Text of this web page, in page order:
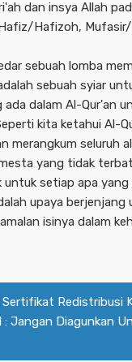
dan insya Allah
Hafizoh,
sebuah lomba
sebuah syiar
dalam Al-Qur'an
kita ketahui Al-
merangkum seluruh
yang tidak
setiap apa yang
upaya berjenjang
isinya dalam
Sertifikat Redistribusi
Jangan Diagunkan